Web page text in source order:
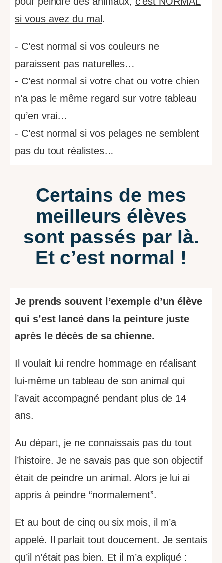
si vous avez du mal .
- C’est normal si vos couleurs ne
paraissent pas naturelles…
- C’est normal si votre chat ou votre chien
n’a pas le même regard sur votre tableau
qu’en vrai…
- C’est normal si vos pelages ne semblent
pas du tout réalistes…
Certains de mes
meilleurs élèves
sont passés par là.
Et c’est normal !
Je prends souvent l’exemple d’un élève
qui s’est lancé dans la peinture juste
après le décès de sa chienne.
Il voulait lui rendre hommage en réalisant
lui-même un tableau de son animal qui
l’avait accompagné pendant plus de 14
ans.
Au départ, je ne connaissais pas du tout
l’histoire. Je ne savais pas que son objectif
était de peindre un animal. Alors je lui ai
appris à peindre “normalement”.
Et au bout de cinq ou six mois, il m’a
appelé. Il parlait tout doucement. Je sentais
qu’il n’était pas bien. Et il m’a expliqué :